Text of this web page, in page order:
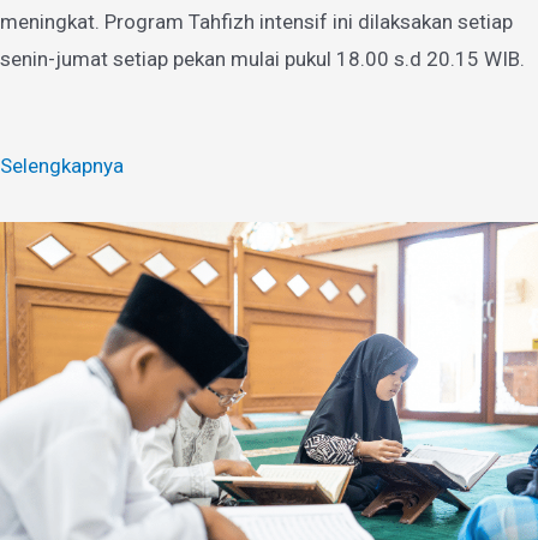
meningkat. Program Tahfizh intensif ini dilaksakan setiap
senin-jumat setiap pekan mulai pukul 18.00 s.d 20.15 WIB.
Selengkapnya